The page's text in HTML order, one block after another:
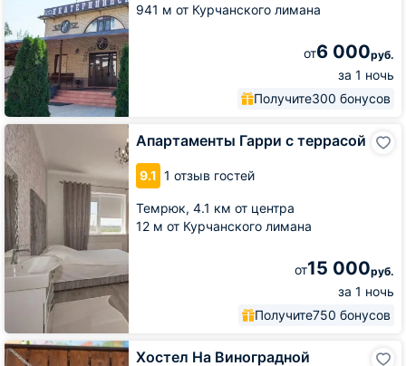
941 м от Курчанского лимана
от6 000руб.
за 1 ночь
Получите300 бонусов
Апартаменты Гарри с террасой
9.1 1 отзыв гостей
Темрюк, 4.1 км от центра
12 м от Курчанского лимана
от15 000руб.
за 1 ночь
Получите750 бонусов
Апартаменты
Гарри
с
террасой
Хостел На Виноградной
Хостел
На